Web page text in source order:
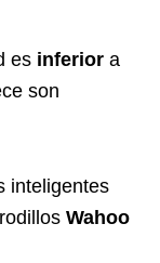
es inferior a
son
inteligentes
Wahoo